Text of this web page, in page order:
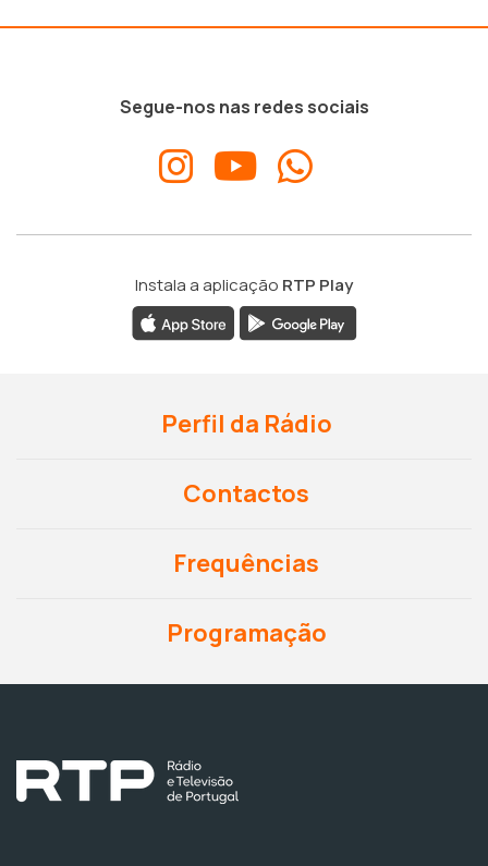
Segue-nos nas redes sociais
Instala a aplicação RTP Play
Perfil da Rádio
Contactos
Frequências
Programação